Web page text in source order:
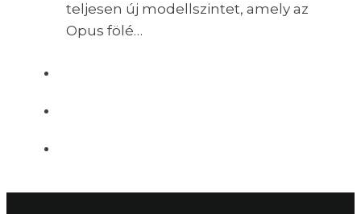
teljesen új modellszintet, amely az
Opus fölé…